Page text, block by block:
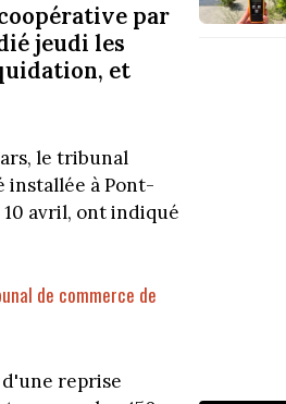
par
jeudi les
et
le tribunal
à Pont-
avril, ont indiqué
de commerce de
reprise